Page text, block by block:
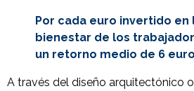
Por cada euro invertido en
bienestar de los
un retorno medio de 6
A través del diseño arquitectónico